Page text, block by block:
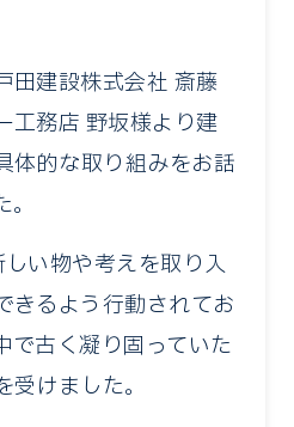
田建設株式会社 斎藤
工務店 野坂様より建
体的な取り組みをお話
い物や考えを取り入
きるよう行動されてお
で古く凝り固っていた
けました。